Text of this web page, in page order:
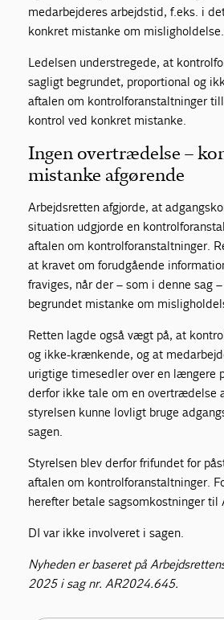
medarbejderes arbejdstid, f.eks. i
konkret mistanke om misligholdelse.
Ledelsen understregede, at
sagligt begrundet, proportional og
aftalen om kontrolforanstaltninger
kontrol ved konkret mistanke.
Ingen overtrædelse –
mistanke afgørende
Arbejdsretten afgjorde, at
situation udgjorde en
aftalen om kontrolforanstaltninger.
at kravet om forudgående
fraviges, når der – som i denne sag
begrundet mistanke om
Retten lagde også vægt på, at
og ikke-krænkende, og at
urigtige timesedler over en længere
derfor ikke tale om en overtrædelse
styrelsen kunne lovligt bruge
sagen.
Styrelsen blev derfor frifundet for
aftalen om kontrolforanstaltninger.
herefter betale sagsomkostninger til
DI var ikke involveret i sagen.
Nyheden er baseret på
2025 i sag nr. AR2024.645.